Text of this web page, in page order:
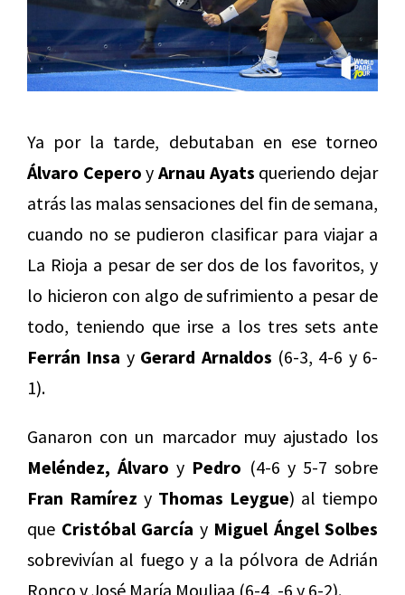
Ya por la tarde, debutaban en ese torneo
Álvaro Cepero yArnau Ayats queriendo dejar
atrás las malas sensaciones del fin de semana,
cuando no se pudieron clasificar para viajar a
La Rioja a pesar de ser dos de los favoritos, y
lo hicieron con algo de sufrimiento a pesar de
todo, teniendo que irse a los tres sets ante
Ferrán Insa y Gerard Arnaldos (6-3, 4-6 y 6-
1).
Ganaron con un marcador muy ajustado los
Meléndez, Álvaro y Pedro (4-6 y 5-7 sobre
Fran Ramírez y Thomas Leygue) al tiempo
que Cristóbal García y Miguel Ángel Solbes
sobrevivían al fuego y a la pólvora de Adrián
Ronco y José María Mouliaa (6-4, -6 y 6-2).